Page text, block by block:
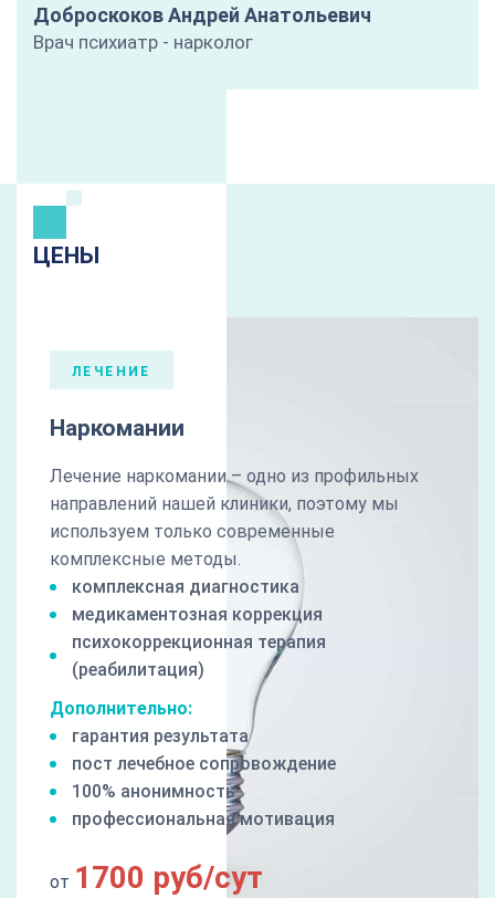
Доброскоков Андрей Анатольевич
Врач психиатр - нарколог
ЦЕНЫ
ЛЕЧЕНИЕ
Наркомании
Лечение наркомании – одно из профильных
направлений нашей клиники, поэтому мы
используем только современные
комплексные методы.
комплексная диагностика
медикаментозная коррекция
психокоррекционная терапия
(реабилитация)
Дополнительно:
гарантия результата
пост лечебное сопровождение
100% анонимность
профессиональная мотивация
от 1700 руб/сут